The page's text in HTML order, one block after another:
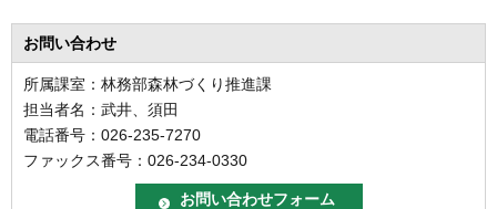
お問い合わせ
所属課室：林務部森林づくり推進課
担当者名：武井、須田
電話番号：026-235-7270
ファックス番号：026-234-0330